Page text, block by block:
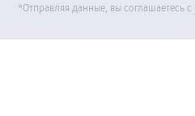
*Отправляя данные, вы соглашаетесь с